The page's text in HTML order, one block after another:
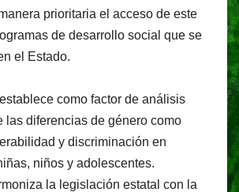
prioritaria el acceso de este
de desarrollo social que se
el Estado.
como factor de análisis
las diferencias de género como
y discriminación en
niños y adolescentes.
la legislación estatal con la